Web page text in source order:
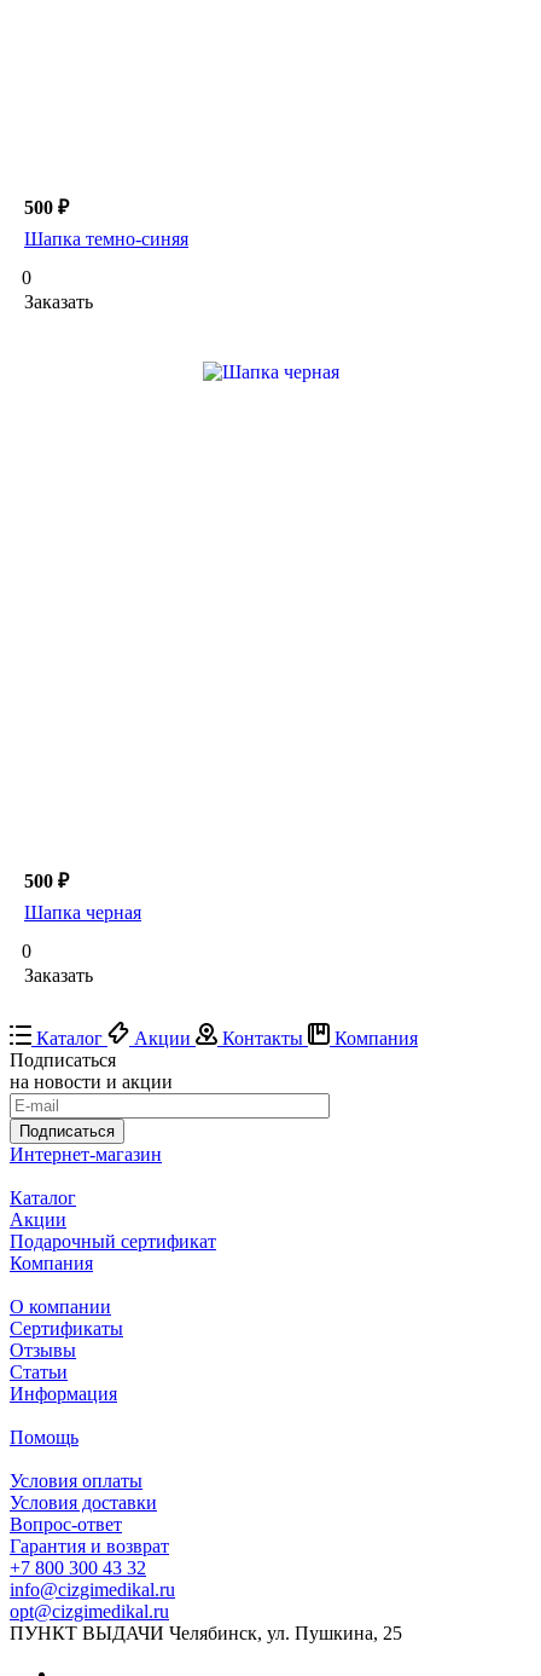
500 ₽
Шапка темно-синяя
0
Заказать
500 ₽
Шапка черная
0
Заказать
Каталог Акции Контакты
Компания
Подписаться
на новости и акции
Подписаться
Интернет-магазин
Каталог
Акции
Подарочный сертификат
Компания
О компании
Сертификаты
Отзывы
Статьи
Информация
Помощь
Условия оплаты
Условия доставки
Вопрос-ответ
Гарантия и возврат
+7 800 300 43 32
info@cizgimedikal.ru
opt@cizgimedikal.ru
ПУНКТ ВЫДАЧИ Челябинск, ул. Пушкина, 25